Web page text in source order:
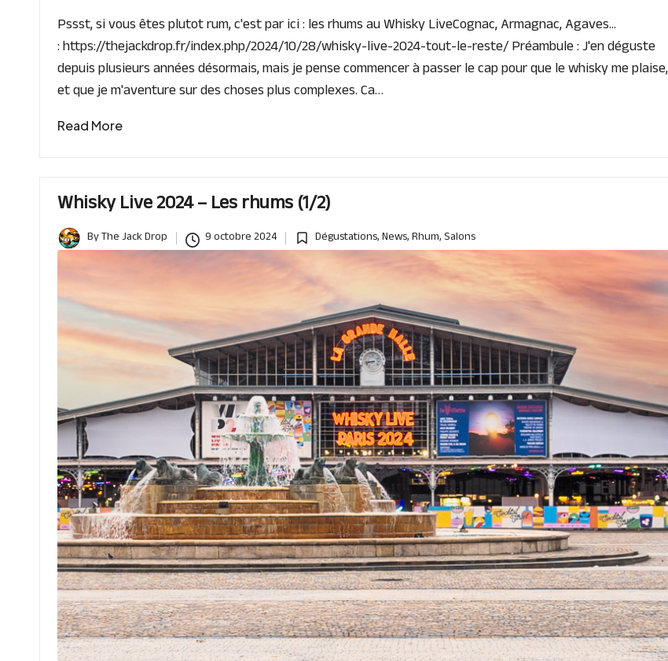
Pssst, si vous êtes plutot rum, c'est par ici : les rhums au Whisky LiveCognac, Armagnac, Agaves...
: https://thejackdrop.fr/index.php/2024/10/28/whisky-live-2024-tout-le-reste/ Préambule : J'en déguste
depuis plusieurs années désormais, mais je pense commencer à passer le cap pour que le whisky me plaise,
et que je m'aventure sur des choses plus complexes. Ca…
Read More
Whisky Live 2024 – Les rhums (1/2)
PostedByThe Jack Drop 9 octobre 2024
PostedDégustations,News,Rhum,Salons